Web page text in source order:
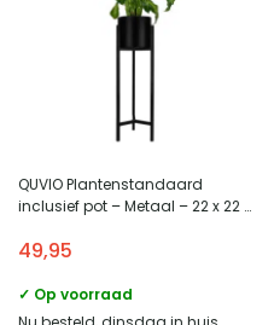
QUVIO Plantenstandaard
inclusief pot – Metaal – 22 x 22 x
49,95
✓ Op voorraad